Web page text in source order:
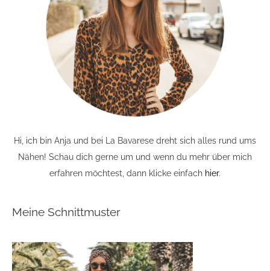
Hi, ich bin Anja und bei La Bavarese dreht sich alles rund ums
Nähen! Schau dich gerne um und wenn du mehr über mich
erfahren möchtest, dann klicke einfach hier.
Meine Schnittmuster